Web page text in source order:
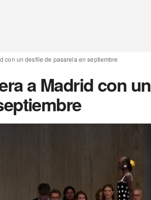
con un desfile de pasarela en septiembre
a Madrid con un